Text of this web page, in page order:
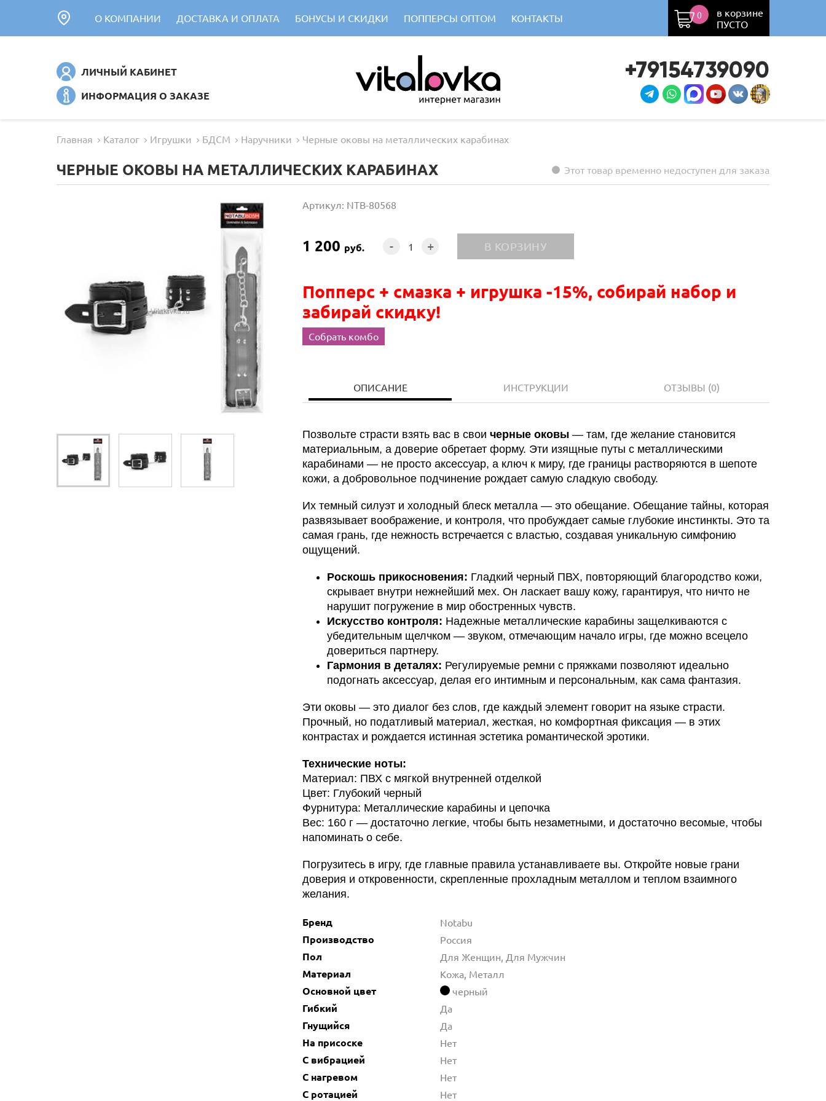
О КОМПАНИИ ДОСТАВКА И ОПЛАТА БОНУСЫ И СКИДКИ ПОППЕРСЫ ОПТОМ КОНТАКТЫ
в корзине
ПУСТО
0
ЛИЧНЫЙ КАБИНЕТ
ИНФОРМАЦИЯ О ЗАКАЗЕ
+79154739090
Главная Каталог Игрушки БДСМ Наручники Черные оковы на металлических карабинах
ЧЕРНЫЕ ОКОВЫ НА МЕТАЛЛИЧЕСКИХ КАРАБИНАХ Этот товар временно недоступен для заказа
Артикул: NTB-80568
1 200 руб. - +
Попперс + смазка + игрушка -15%, собирай набор и
забирай скидку!
Собрать комбо
ОПИСАНИЕ ИНСТРУКЦИИ ОТЗЫВЫ (0)
Позвольте страсти взять вас в свои черные оковы — там, где желание становится
материальным, а доверие обретает форму. Эти изящные путы с металлическими
карабинами — не просто аксессуар, а ключ к миру, где границы растворяются в шепоте
кожи, а добровольное подчинение рождает самую сладкую свободу.
Их темный силуэт и холодный блеск металла — это обещание. Обещание тайны, которая
развязывает воображение, и контроля, что пробуждает самые глубокие инстинкты. Это та
самая грань, где нежность встречается с властью, создавая уникальную симфонию
ощущений.
Роскошь прикосновения: Гладкий черный ПВХ, повторяющий благородство кожи,
скрывает внутри нежнейший мех. Он ласкает вашу кожу, гарантируя, что ничто не
нарушит погружение в мир обостренных чувств.
Искусство контроля: Надежные металлические карабины защелкиваются с
убедительным щелчком — звуком, отмечающим начало игры, где можно всецело
довериться партнеру.
Гармония в деталях: Регулируемые ремни с пряжками позволяют идеально
подогнать аксессуар, делая его интимным и персональным, как сама фантазия.
Эти оковы — это диалог без слов, где каждый элемент говорит на языке страсти.
Прочный, но податливый материал, жесткая, но комфортная фиксация — в этих
контрастах и рождается истинная эстетика романтической эротики.
Технические ноты:
Материал: ПВХ с мягкой внутренней отделкой
Цвет: Глубокий черный
Фурнитура: Металлические карабины и цепочка
Вес: 160 г — достаточно легкие, чтобы быть незаметными, и достаточно весомые, чтобы
напоминать о себе.
Погрузитесь в игру, где главные правила устанавливаете вы. Откройте новые грани
доверия и откровенности, скрепленные прохладным металлом и теплом взаимного
желания.
Бренд Notabu
Производство Россия
Пол Для Женщин, Для Мужчин
Материал Кожа, Металл
Основной цвет черный
Гибкий Да
Гнущийся Да
На присоске Нет
С вибрацией Нет
С нагревом Нет
С ротацией Нет